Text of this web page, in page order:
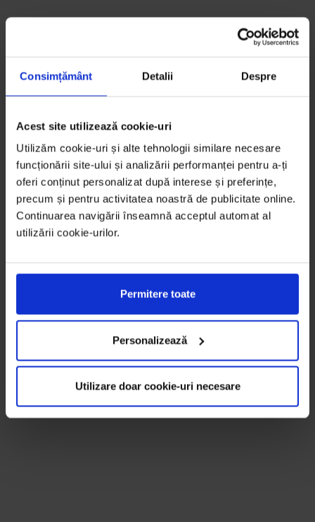
Consimțământ Detalii Despre
Acest site utilizează cookie-uri
Utilizăm cookie-uri și alte tehnologii similare necesare
funcționării site-ului și analizării performanței pentru a-ți
oferi conținut personalizat după interese și preferințe,
precum și pentru activitatea noastră de publicitate online.
Continuarea navigării înseamnă acceptul automat al
utilizării cookie-urilor.
Permitere toate
Personalizează
Utilizare doar cookie-uri necesare